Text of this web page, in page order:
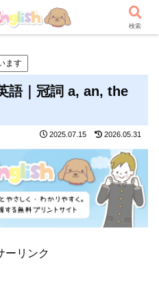
ます
語｜冠詞 a, an, the
2025.07.15 2026.05.31
ーリンク
検索